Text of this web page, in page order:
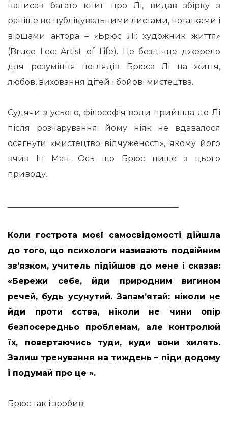
написав багато книг про Лі, видав збірку з
раніше не публікувальними листами, нотатками і
віршами актора – «Брюс Лі: художник життя»
(Bruce Lee: Artist of Life). Це безцінне джерело
для розуміння поглядів Брюса Лі на життя,
любов, виховання дітей і бойові мистецтва.
Судячи з усього, філософія води прийшла до Лі
після розчарування: йому ніяк не вдавалося
осягнути «мистецтво відчуженості», якому його
вчив Іп Ман. Ось що Брюс пише з цього
приводу.
Коли гострота моєї самосвідомості дійшла
до того, що психологи називають подвійним
зв’язком, учитель підійшов до мене і сказав:
«Бережи себе, йди природним вигином
речей, будь усунутий. Запам’ятай: ніколи не
йди проти єства, ніколи не чини опір
безпосередньо проблемам, але контролюй
їх, повертаючись туди, куди вони хилять.
Залиш тренування на тиждень – піди додому
і подумай про це ».
Брюс так і зробив.